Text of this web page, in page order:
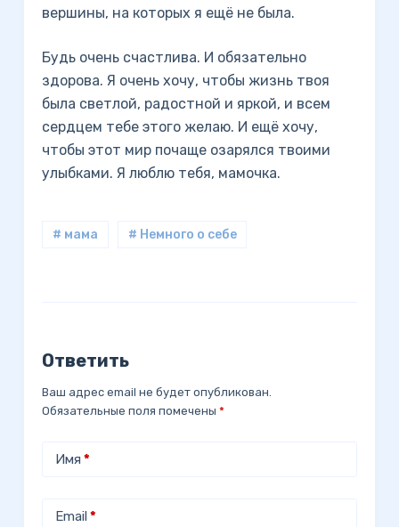
вершины, на которых я ещё не была.
Будь очень счастлива. И обязательно
здорова. Я очень хочу, чтобы жизнь твоя
была светлой, радостной и яркой, и всем
сердцем тебе этого желаю. И ещё хочу,
чтобы этот мир почаще озарялся твоими
улыбками. Я люблю тебя, мамочка.
# мама # Немного о себе
Ответить
Ваш адрес email не будет опубликован.
Обязательные поля помечены *
Имя *
Email *